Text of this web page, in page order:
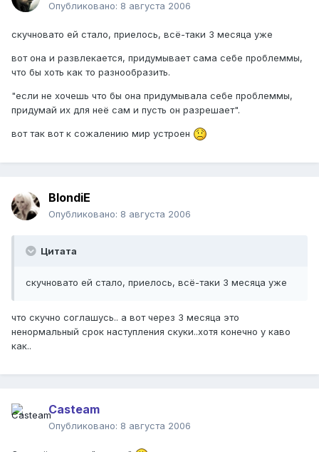
Опубликовано: 8 августа 2006
скучновато ей стало, приелось, всё-таки 3 месяца уже
вот она и развлекается, придумывает сама себе проблеммы,
что бы хоть как то разнообразить.
"если не хочешь что бы она придумывала себе проблеммы,
придумай их для неё сам и пусть он разрешает".
вот так вот к сожалению мир устроен
BlondiE
Опубликовано: 8 августа 2006
Цитата
скучновато ей стало, приелось, всё-таки 3 месяца уже
что скучно соглашусь.. а вот через 3 месяца это
ненормальный срок наступления скуки..хотя конечно у каво
как..
Casteam
Опубликовано: 8 августа 2006